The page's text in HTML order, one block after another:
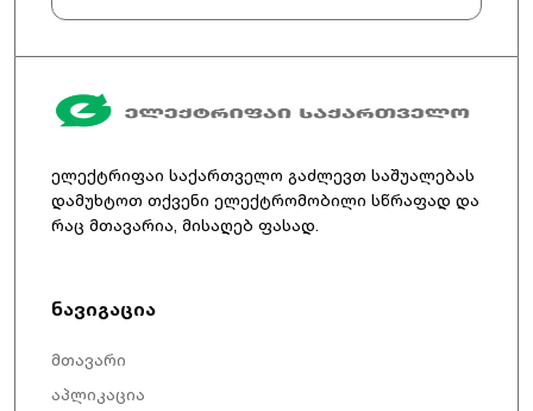
ელექტრიფაი საქართველო გაძლევთ საშუალებას
დამუხტოთ თქვენი ელექტრომობილი სწრაფად და
რაც მთავარია, მისაღებ ფასად.
ნავიგაცია
მთავარი
აპლიკაცია